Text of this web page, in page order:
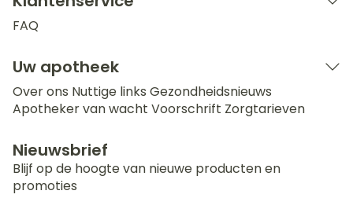
FAQ
Uw apotheek
Over ons Nuttige links Gezondheidsnieuws
Apotheker van wacht Voorschrift Zorgtarieven
Nieuwsbrief
Blijf op de hoogte van nieuwe producten en
promoties